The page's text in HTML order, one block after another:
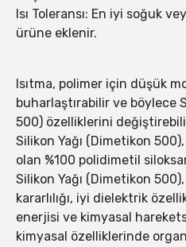
Isı Toleransı: En iyi soğuk
ürüne eklenir.
Isıtma, polimer için düşük
buharlaştırabilir ve böylece
500) özelliklerini
Silikon Yağı (Dimetikon
olan %100 polidimetil
Silikon Yağı (Dimetikon
kararlılığı, iyi dielektrik
enerjisi ve kimyasal
kimyasal özelliklerinde